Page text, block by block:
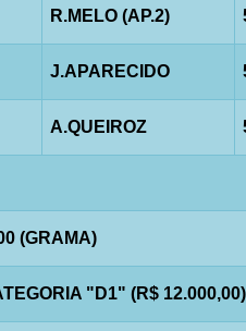
R.MELO (AP.2)
J.APARECIDO
A.QUEIROZ
(GRAMA)
"D1" (R$ 12.000,00)